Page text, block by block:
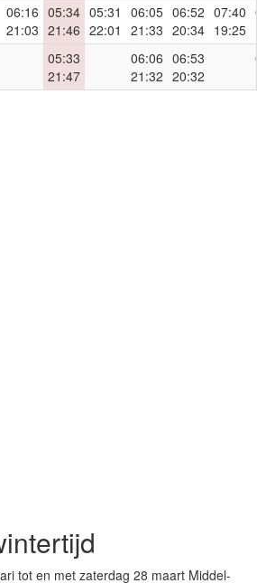
06:16
21:03
05:34
21:46
05:31
22:01
06:05
21:33
06:52
20:34
07:40
19:25
05:33
21:47
06:06
21:32
06:53
20:32
tot en met zaterdag 28 maart Middel-